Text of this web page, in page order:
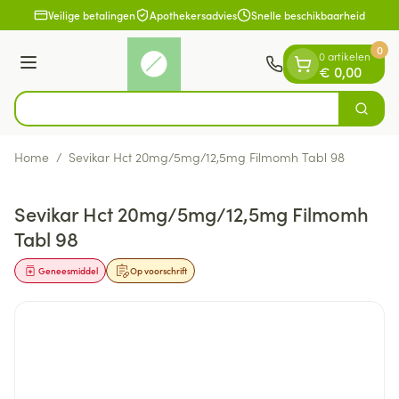
Ga naar de inhoud
1 van 1Veilige betalingen Apothekersadvies Snelle beschikbaarheid
Menu
Product, merk, categorie... Zoek
0 artikelen
€ 0,00
0
Home / Sevikar Hct 20mg/5mg/12,5mg Filmomh Tabl 98
Sevikar Hct 20mg/5mg/12,5mg Filmomh
Tabl 98
Op voorschrift
Geneesmiddel